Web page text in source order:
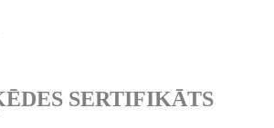
SERTIFIKĀTS